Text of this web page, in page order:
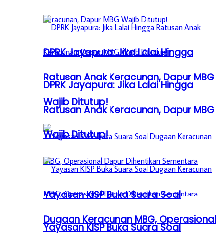
DPRK Jayapura: Jika Lalai Hingga
Ratusan Anak Keracunan, Dapur MBG
Wajib Ditutup!
Yayasan KISP Buka Suara Soal
Dugaan Keracunan MBG, Operasional
DPRK Jayapura: Jika Lalai Hingga
Ratusan Anak Keracunan, Dapur MBG
Wajib Ditutup!
Yayasan KISP Buka Suara Soal